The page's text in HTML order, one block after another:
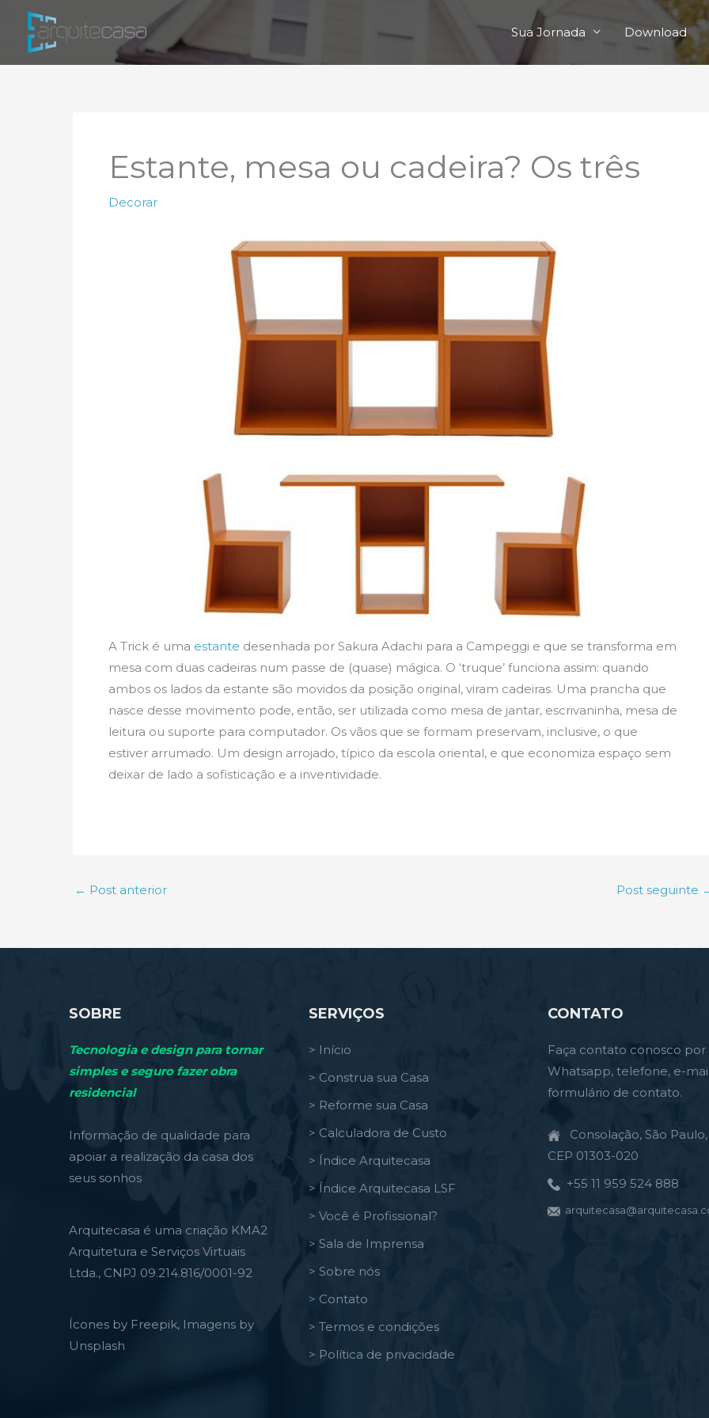
Sua Jornada Download
Estante, mesa ou cadeira? Os três
Decorar
A Trick é uma estante desenhada por Sakura Adachi para a Campeggi e que se transforma em
mesa com duas cadeiras num passe de (quase) mágica. O ‘truque’ funciona assim: quando
ambos os lados da estante são movidos da posição original, viram cadeiras. Uma prancha que
nasce desse movimento pode, então, ser utilizada como mesa de jantar, escrivaninha, mesa de
leitura ou suporte para computador. Os vãos que se formam preservam, inclusive, o que
estiver arrumado. Um design arrojado, típico da escola oriental, e que economiza espaço sem
deixar de lado a sofisticação e a inventividade.
← Post anterior Post seguinte
SOBRE
Tecnologia e design para tornar
simples e seguro fazer obra
residencial
Informação de qualidade para
apoiar a realização da casa dos
seus sonhos
Arquitecasa é uma criação KMA2
Arquitetura e Serviços Virtuais
Ltda., CNPJ 09.214.816/0001-92
Ícones by Freepik, Imagens by
Unsplash
SERVIÇOS
> Início
> Construa sua Casa
> Reforme sua Casa
> Calculadora de Custo
> Índice Arquitecasa
> Índice Arquitecasa LSF
> Você é Profissional?
> Sala de Imprensa
> Sobre nós
> Contato
> Termos e condições
> Política de privacidade
CONTATO
Faça contato conosco por
Whatsapp, telefone, e-
formulário de contato.
Consolação, São Paulo,
CEP 01303-020
+55 11 959 524 888